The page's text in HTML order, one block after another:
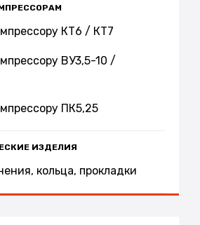
КТ6 / КТ7
ВУ3,5-10 /
ПК5,25
ИЗДЕЛИЯ
кольца, прокладки